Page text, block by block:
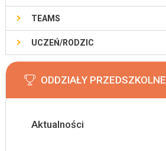
TEAMS
UCZEŃ/RODZIC
ODDZIAŁY PRZEDSZKOLNE
Aktualności